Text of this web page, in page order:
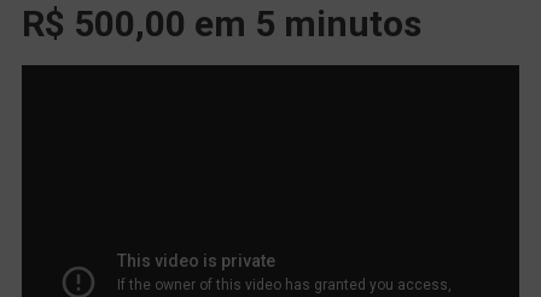
R$ 500,00 em 5 minutos